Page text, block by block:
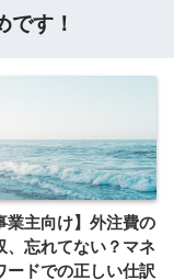
です！
業主向け】外注費の
、忘れてない？マネ
ードでの正しい仕訳